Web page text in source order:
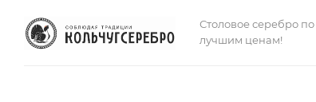
Столовое серебро по
лучшим ценам!